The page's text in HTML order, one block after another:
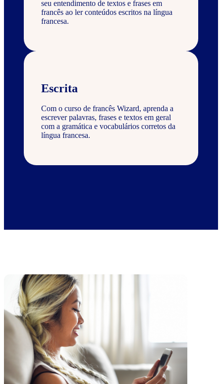
seu entendimento de textos e frases em
francês ao ler conteúdos escritos na língua
francesa.
Escrita
Com o curso de francês Wizard, aprenda a
escrever palavras, frases e textos em geral
com a gramática e vocabulários corretos da
língua francesa.